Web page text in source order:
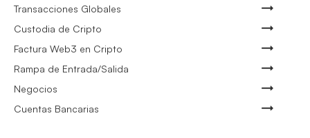
Transacciones Globales
Custodia de Cripto
Factura Web3 en Cripto
Rampa de Entrada/Salida
Negocios
Cuentas Bancarias